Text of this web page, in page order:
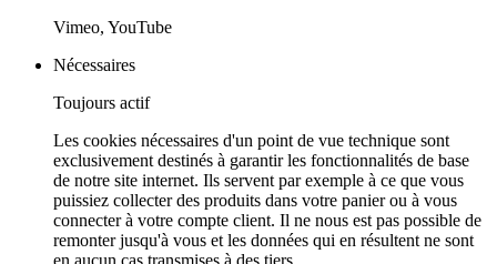
Vimeo, YouTube
Nécessaires
Toujours actif
Les cookies nécessaires d'un point de vue technique sont
exclusivement destinés à garantir les fonctionnalités de base
de notre site internet. Ils servent par exemple à ce que vous
puissiez collecter des produits dans votre panier ou à vous
connecter à votre compte client. Il ne nous est pas possible de
remonter jusqu'à vous et les données qui en résultent ne sont
en aucun cas transmises à des tiers.